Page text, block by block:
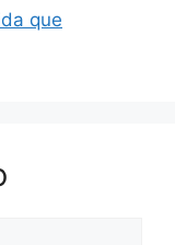
que